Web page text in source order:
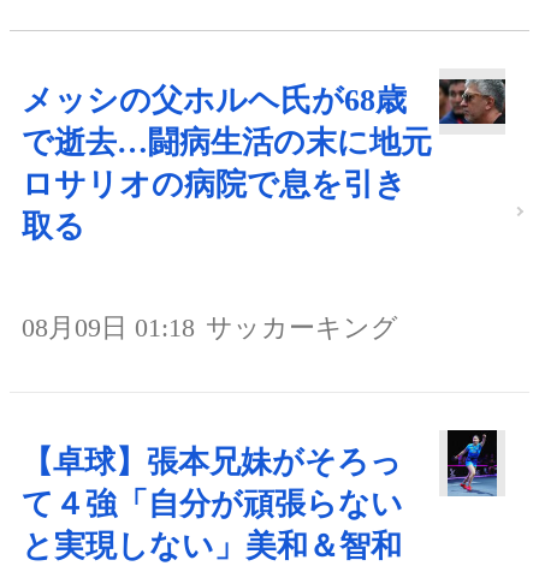
メッシの父ホルヘ氏が68歳
で逝去…闘病生活の末に地元
ロサリオの病院で息を引き
取る
08月09日 01:18 サッカーキング
【卓球】張本兄妹がそろっ
て４強「自分が頑張らない
と実現しない」美和＆智和